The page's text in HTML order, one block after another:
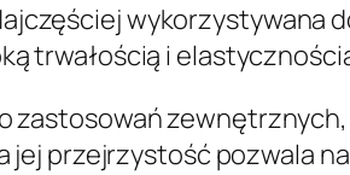
wykorzystywana
trwałością i
zastosowań
jej przejrzystość pozwala